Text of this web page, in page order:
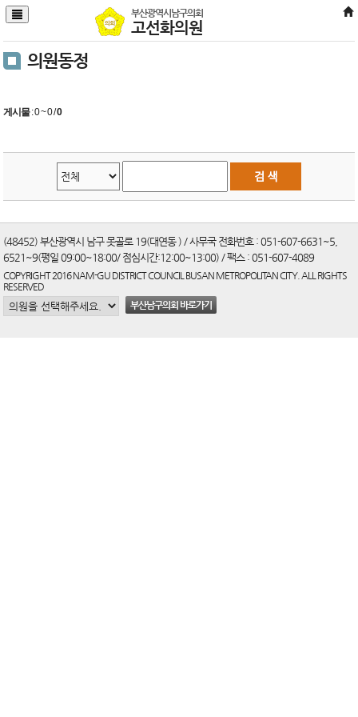
본문바로가기
부산광역시남구의회
고선화의원
의원동정
게시물:0 ~ 0/0
(48452) 부산광역시 남구 못골로 19(대연동 ) / 사무국 전화번호 : 051-607-6631~5,
6521~9(평일 09:00~18:00/ 점심시간:12:00~13:00) / 팩스 : 051-607-4089
COPYRIGHT 2016 NAM-GU DISTRICT COUNCIL BUSAN METROPOLITAN CITY. ALL RIGHTS
RESERVED
부산남구의회 바로가기